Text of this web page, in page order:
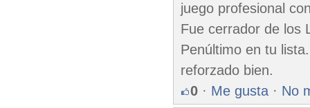
juego profesional
Fue cerrador de los
Penúltimo en tu
reforzado bien.
0 · Me gusta · No